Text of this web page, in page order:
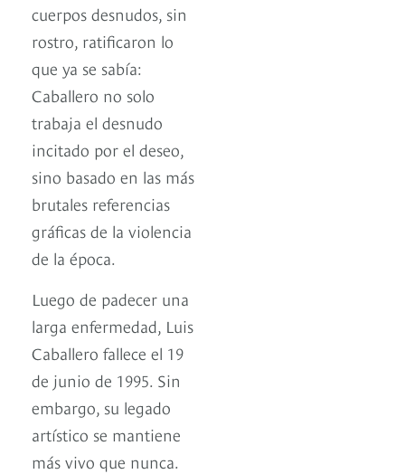
cuerpos desnudos, sin
rostro, ratificaron lo
que ya se sabía:
Caballero no solo
trabaja el desnudo
incitado por el deseo,
sino basado en las más
brutales referencias
gráficas de la violencia
de la época.
Luego de padecer una
larga enfermedad, Luis
Caballero fallece el 19
de junio de 1995. Sin
embargo, su legado
artístico se mantiene
más vivo que nunca.